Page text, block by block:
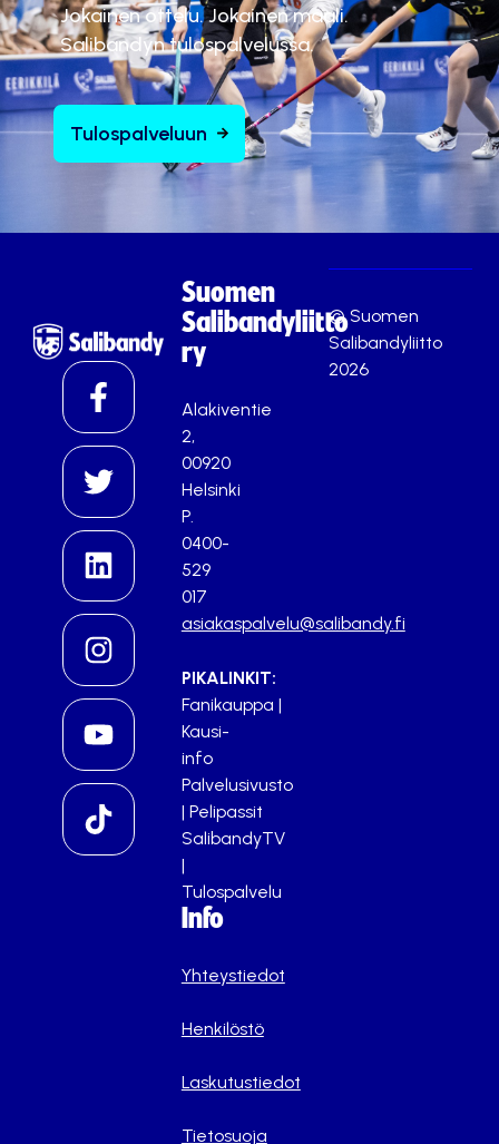
Jokainen ottelu. Jokainen maali.
Salibandyn tulospalvelussa.
Tulospalveluun
Suomen
Salibandyliitto
ry
Alakiventie
2,
00920
Helsinki
P.
0400-
529
017
asiakaspalvelu@salibandy.fi
PIKALINKIT:
Fanikauppa |
Kausi-
info
Palvelusivusto
| Pelipassit
SalibandyTV
|
Tulospalvelu
Info
Yhteystiedot
Henkilöstö
Laskutustiedot
Tietosuoja
© Suomen
Salibandyliitto
2026